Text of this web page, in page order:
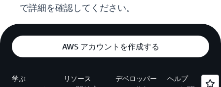
で詳細を確認してください。
AWS アカウントを作成する
学ぶ リソース デベロッパー ヘルプ